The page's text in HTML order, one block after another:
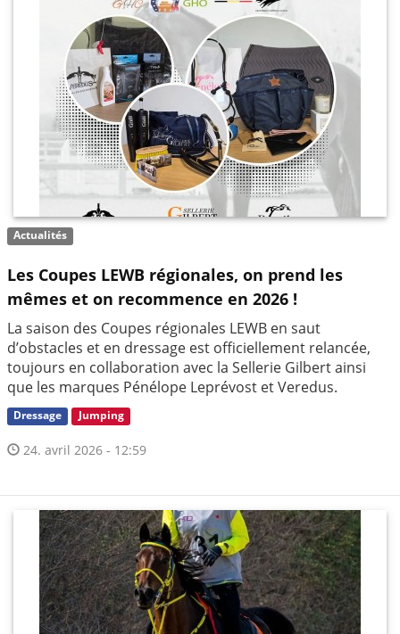
Actualités
Les Coupes LEWB régionales, on prend les
mêmes et on recommence en 2026 !
La saison des Coupes régionales LEWB en saut
d’obstacles et en dressage est officiellement relancée,
toujours en collaboration avec la Sellerie Gilbert ainsi
que les marques Pénélope Leprévost et Veredus.
Dressage Jumping
24. avril 2026 - 12:59